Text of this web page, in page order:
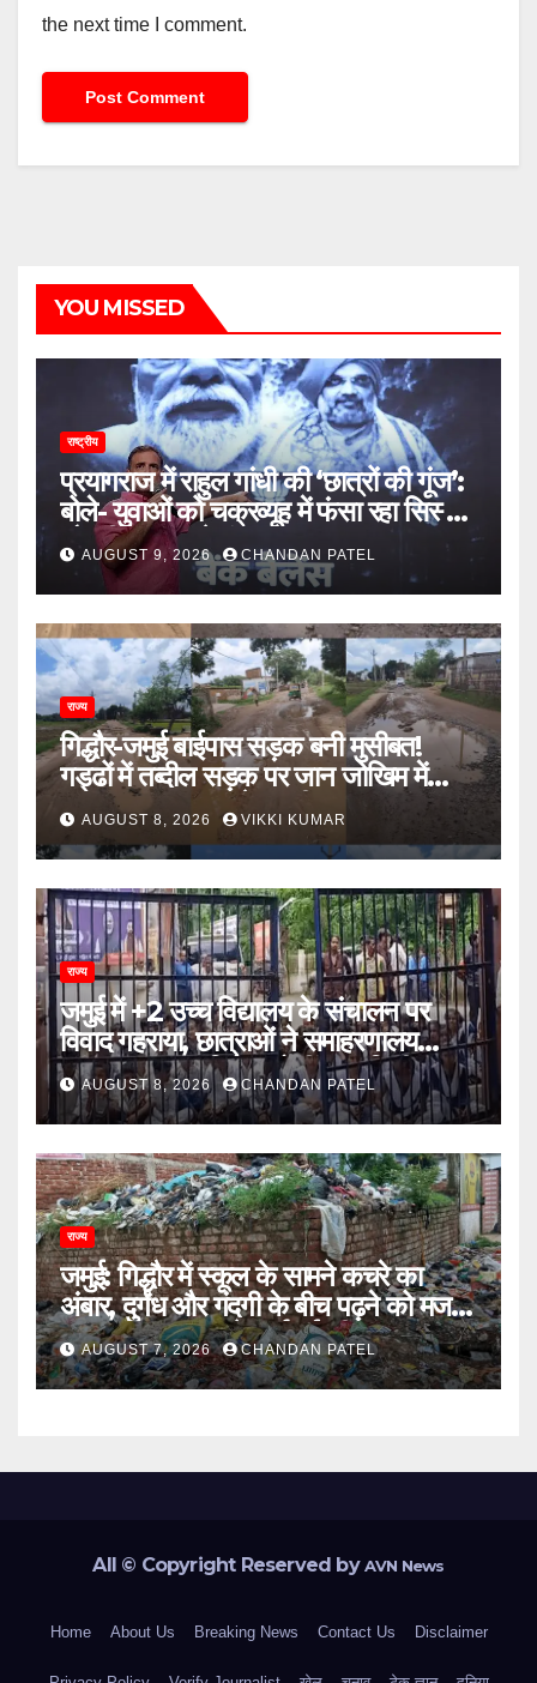
the next time I comment.
YOU MISSED
राष्ट्रीय
प्रयागराज में राहुल गांधी की ‘छात्रों की गूंज’:
बोले- युवाओं को चक्रव्यूह में फंसा रहा सिस्टम,
नौकरी के दरवाजे बंद
AUGUST 9, 2026 CHANDAN PATEL
राज्य
गिद्धौर-जमुई बाईपास सड़क बनी मुसीबत!
गड्ढों में तब्दील सड़क पर जान जोखिम में
डालकर सफर कर रहे ग्रामीण
AUGUST 8, 2026 VIKKI KUMAR
राज्य
जमुई में +2 उच्च विद्यालय के संचालन पर
विवाद गहराया, छात्राओं ने समाहरणालय
पहुंचकर जताया विरोध; बोलीं- 14 किमी दूर
नहीं जाएंगे स्कूल
AUGUST 8, 2026 CHANDAN PATEL
राज्य
जमुई: गिद्धौर में स्कूल के सामने कचरे का
अंबार, दुर्गंध और गंदगी के बीच पढ़ने को मजबूर
छात्राएं, प्रशासन से कार्रवाई की मांग
AUGUST 7, 2026 CHANDAN PATEL
All © Copyright Reserved byAVN News
Home About Us Breaking News Contact Us Disclaimer